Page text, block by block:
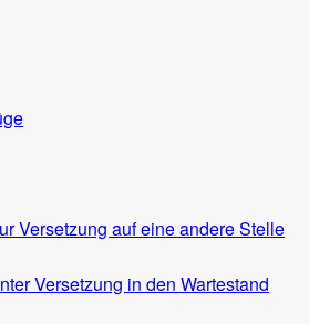
Versetzung auf eine andere Stelle
Versetzung in den Wartestand